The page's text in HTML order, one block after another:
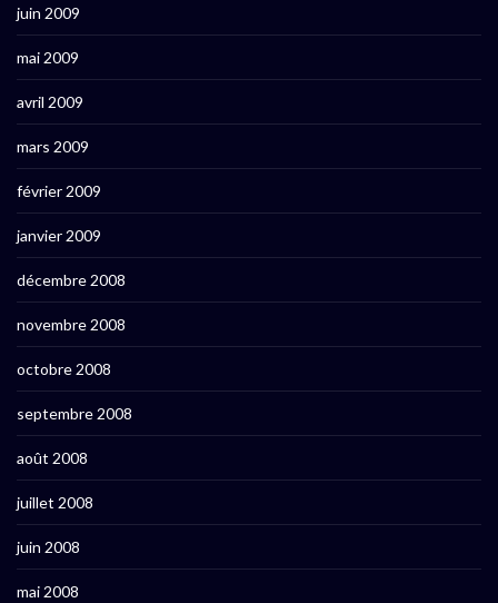
juin 2009
mai 2009
avril 2009
mars 2009
février 2009
janvier 2009
décembre 2008
novembre 2008
octobre 2008
septembre 2008
août 2008
juillet 2008
juin 2008
mai 2008